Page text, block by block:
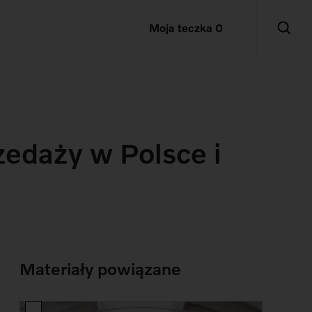
Moja teczka 0
w Polsce i
Materiały powiązane